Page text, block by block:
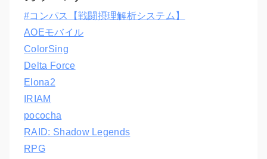
#コンパス【戦闘摂理解析システム】
AOEモバイル
ColorSing
Delta Force
Elona2
IRIAM
pococha
RAID: Shadow Legends
RPG